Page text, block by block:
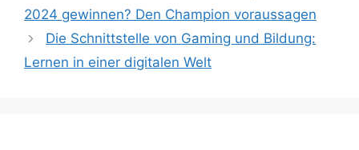
2024 gewinnen? Den Champion voraussagen
Die Schnittstelle von Gaming und Bildung:
Lernen in einer digitalen Welt